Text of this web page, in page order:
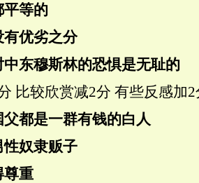
平等的
有优劣之分
中东穆斯林的恐惧是无耻的
比较欣赏减2分 有些反感加2
都是一群有钱的白人
性奴隶贩子
尊重